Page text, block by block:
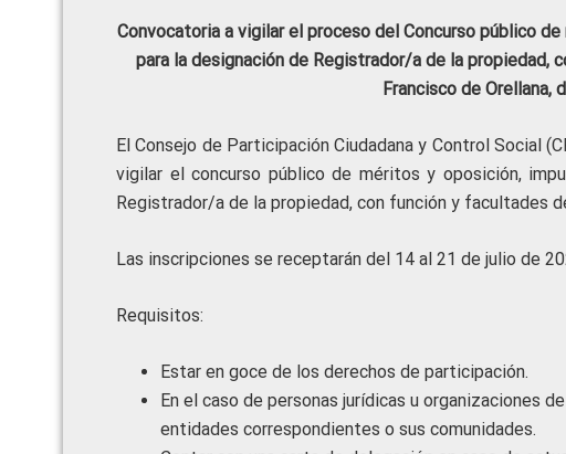
Convocatoria a vigilar el proceso del Concurso público
para la designación de Registrador/a de la
Francisco de Orellana,
El Consejo de Participación Ciudadana y Control Social
vigilar el concurso público de méritos y oposición,
Registrador/a de la propiedad, con función y facultades
Las inscripciones se receptarán del 14 al 21 de julio de
Requisitos:
Estar en goce de los derechos de participación.
En el caso de personas jurídicas u organizaciones
entidades correspondientes o sus comunidades.